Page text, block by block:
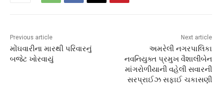
Previous article
મોંઘવારીના મારથી પરિવારનું
બજેટ ખોરવાયું
Next article
અમરેલી નગરપાલિકા
નવનિયુક્ત પ્રમુખ વૈશાલીબેન
માંગરોળીયાની વહેલી સવારની
સરપ્રાઈઝ સફાઈ ચકાસણી